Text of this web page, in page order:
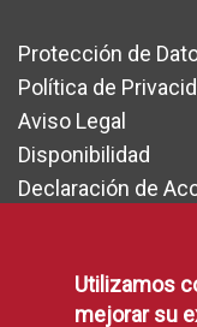
Protección de
Política de
Aviso Legal
Disponibilidad
Declaración de
Utilizamos
mejorar su